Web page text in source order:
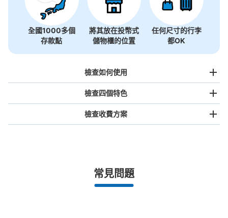
全國1000多個
存款點
將其放在投幣式
儲物櫃的位置
任何尺寸的行李
都OK
檢查如何使用
事先用手機預約
指定的日期和時間
檢查四個特色
全國有1,000家以上合作店鋪
檢查收費方案
最長邊未滿45cm的行李（小型背包、手提包、手提行李
常見問題